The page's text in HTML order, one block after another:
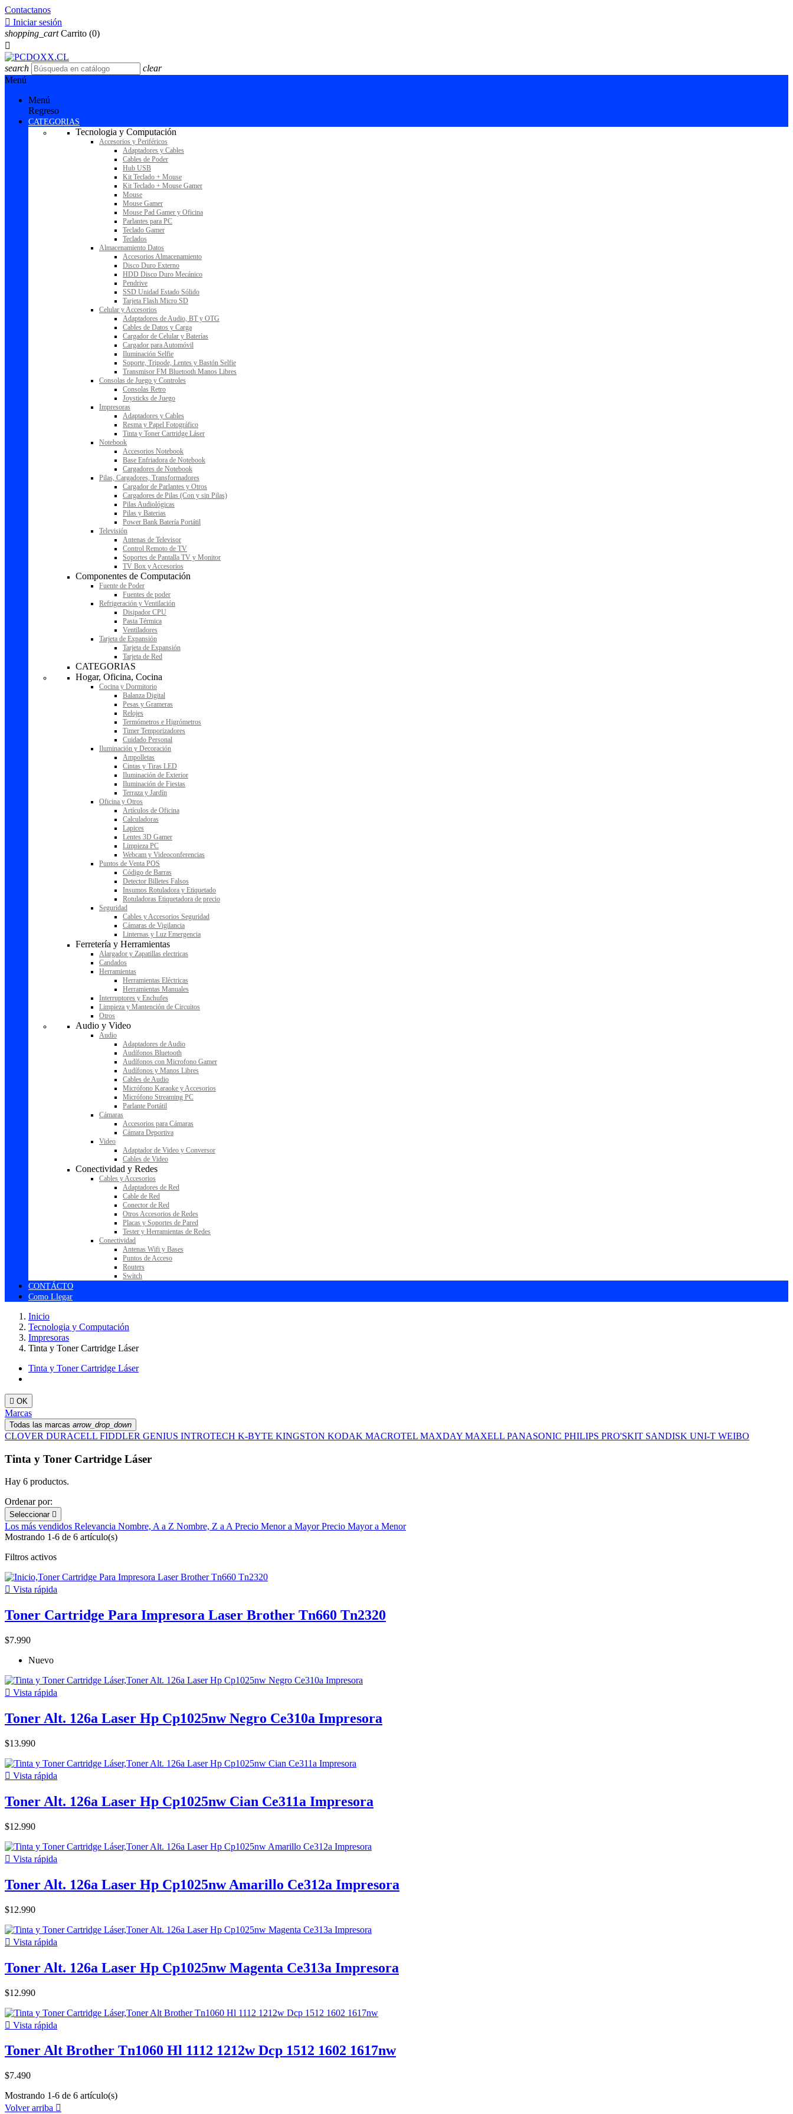
Contactanos
 Iniciar sesión
shopping_cart Carrito (0)

search
clear
Menú
Menú
Regreso
CATEGORIAS
Tecnologia y Computación
Accesorios y Periféricos
Adaptadores y Cables
Cables de Poder
Hub USB
Kit Teclado + Mouse
Kit Teclado + Mouse Gamer
Mouse
Mouse Gamer
Mouse Pad Gamer y Oficina
Parlantes para PC
Teclado Gamer
Teclados
Almacenamiento Datos
Accesorios Almacenamiento
Disco Duro Externo
HDD Disco Duro Mecánico
Pendrive
SSD Unidad Estado Sólido
Tarjeta Flash Micro SD
Celular y Accesorios
Adaptadores de Audio, BT y OTG
Cables de Datos y Carga
Cargador de Celular y Baterías
Cargador para Automóvil
Iluminación Selfie
Soporte, Tripode, Lentes y Bastón Selfie
Transmisor FM Bluetooth Manos Libres
Consolas de Juego y Controles
Consolas Retro
Joysticks de Juego
Impresoras
Adaptadores y Cables
Resma y Papel Fotográfico
Tinta y Toner Cartridge Láser
Notebook
Accesorios Notebook
Base Enfriadora de Notebook
Cargadores de Notebook
Pilas, Cargadores, Transformadores
Cargador de Parlantes y Otros
Cargadores de Pilas (Con y sin Pilas)
Pilas Audiológicas
Pilas y Baterias
Power Bank Batería Portátil
Televisión
Antenas de Televisor
Control Remoto de TV
Soportes de Pantalla TV y Monitor
TV Box y Accesorios
Componentes de Computación
Fuente de Poder
Fuentes de poder
Refrigeración y Ventilación
Disipador CPU
Pasta Térmica
Ventiladores
Tarjeta de Expansión
Tarjeta de Expansión
Tarjeta de Red
CATEGORIAS
Hogar, Oficina, Cocina
Cocina y Dormitorio
Balanza Digital
Pesas y Grameras
Relojes
Termómetros e Higrómetros
Timer Temporizadores
Cuidado Personal
Iluminación y Decoración
Ampolletas
Cintas y Tiras LED
Iluminación de Exterior
Iluminación de Fiestas
Terraza y Jardín
Oficina y Otros
Artículos de Oficina
Calculadoras
Lapices
Lentes 3D Gamer
Limpieza PC
Webcam y Videoconferencias
Puntos de Venta POS
Código de Barras
Detector Billetes Falsos
Insumos Rotuladora y Etiquetado
Rotuladoras Etiquetadora de precio
Seguridad
Cables y Accesorios Seguridad
Cámaras de Vigilancia
Linternas y Luz Emergencia
Ferretería y Herramientas
Alargador y Zapatillas electricas
Candados
Herramientas
Herramientas Eléctricas
Herramientas Manuales
Interruptores y Enchufes
Limpieza y Mantención de Circuitos
Otros
Audio y Video
Audio
Adaptadores de Audio
Audífonos Bluetooth
Audífonos con Microfono Gamer
Audífonos y Manos Libres
Cables de Audio
Micrófono Karaoke y Accesorios
Micrófono Streaming PC
Parlante Portátil
Cámaras
Accesorios para Cámaras
Cámara Deportiva
Video
Adaptador de Video y Conversor
Cables de Video
Conectividad y Redes
Cables y Accesorios
Adaptadores de Red
Cable de Red
Conector de Red
Otros Accesorios de Redes
Placas y Soportes de Pared
Tester y Herramientas de Redes
Conectividad
Antenas Wifi y Bases
Puntos de Acceso
Routers
Switch
CONTÁCTO
Como Llegar
Inicio
Tecnologia y Computación
Impresoras
Tinta y Toner Cartridge Láser
Tinta y Toner Cartridge Láser
 OK
Marcas
Todas las marcas arrow_drop_down
CLOVER DURACELL FIDDLER GENIUS INTROTECH K-BYTE KINGSTON KODAK MACROTEL MAXDAY MAXELL PANASONIC PHILIPS PRO'SKIT SANDISK UNI-T WEIBO
Tinta y Toner Cartridge Láser
Hay 6 productos.
Ordenar por:
Seleccionar 
Los más vendidos Relevancia Nombre, A a Z Nombre, Z a APrecio Menor a MayorPrecio Mayor a Menor
Mostrando 1-6 de 6 artículo(s)
Filtros activos
 Vista rápida
Toner Cartridge Para Impresora Laser Brother Tn660 Tn2320
$7.990
Nuevo
 Vista rápida
Toner Alt. 126a Laser Hp Cp1025nw Negro Ce310a Impresora
$13.990
 Vista rápida
Toner Alt. 126a Laser Hp Cp1025nw Cian Ce311a Impresora
$12.990
 Vista rápida
Toner Alt. 126a Laser Hp Cp1025nw Amarillo Ce312a Impresora
$12.990
 Vista rápida
Toner Alt. 126a Laser Hp Cp1025nw Magenta Ce313a Impresora
$12.990
 Vista rápida
Toner Alt Brother Tn1060 Hl 1112 1212w Dcp 1512 1602 1617nw
$7.490
Mostrando 1-6 de 6 artículo(s)
Volver arriba 